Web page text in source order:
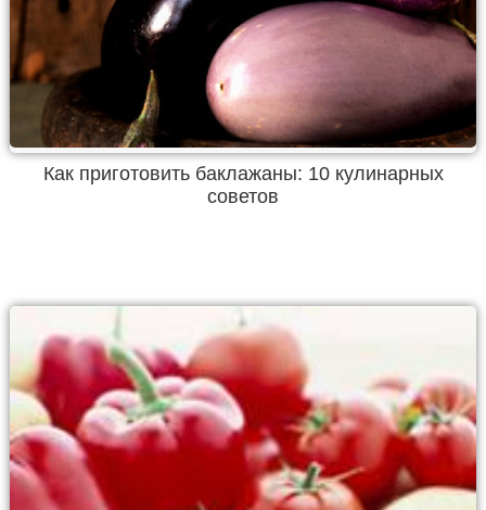
Как приготовить баклажаны: 10 кулинарных
советов